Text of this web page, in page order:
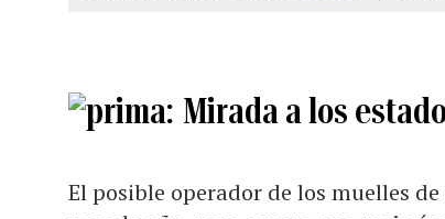
Mirada a los
El posible operador de los muelles